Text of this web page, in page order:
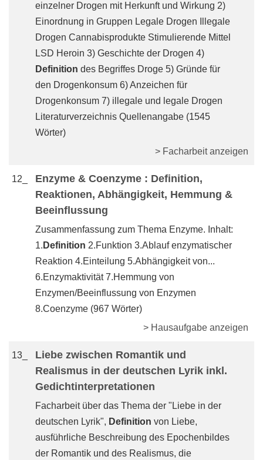
einzelner Drogen mit Herkunft und Wirkung 2)
Einordnung in Gruppen Legale Drogen Illegale
Drogen Cannabisprodukte Stimulierende Mittel
LSD Heroin 3) Geschichte der Drogen 4)
Definition des Begriffes Droge 5) Gründe für
den Drogenkonsum 6) Anzeichen für
Drogenkonsum 7) illegale und legale Drogen
Literaturverzeichnis Quellenangabe (1545
Wörter)
> Facharbeit anzeigen
12_
Enzyme & Coenzyme : Definition,
Reaktionen, Abhängigkeit, Hemmung &
Beeinflussung
Zusammenfassung zum Thema Enzyme. Inhalt:
1. Definition 2.Funktion 3.Ablauf enzymatischer
Reaktion 4.Einteilung 5.Abhängigkeit von...
6.Enzymaktivität 7.Hemmung von
Enzymen/Beeinflussung von Enzymen
8.Coenzyme (967 Wörter)
> Hausaufgabe anzeigen
13_
Liebe zwischen Romantik und
Realismus in der deutschen Lyrik inkl.
Gedichtinterpretationen
Facharbeit über das Thema der "Liebe in der
deutschen Lyrik", Definition von Liebe,
ausführliche Beschreibung des Epochenbildes
der Romantik und des Realismus, die